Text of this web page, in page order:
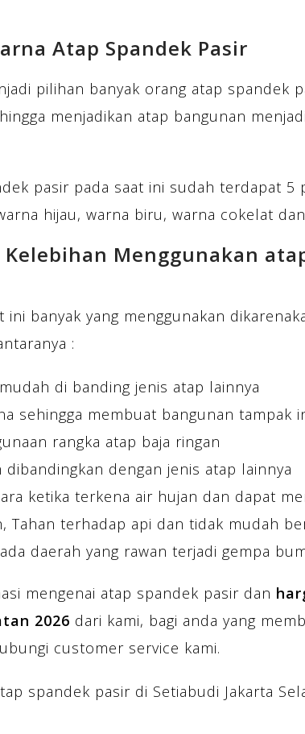
Atap Spandek Pasir
pilihan banyak orang atap spandek
menjadikan atap bangunan
pasir pada saat ini sudah terdapat 5
hijau, warna biru, warna cokelat
Menggunakan
ini banyak yang menggunakan
:
di banding jenis atap lainnya
sehingga membuat bangunan tampak
rangka atap baja ringan
dengan jenis atap lainnya
ketika terkena air hujan dan dapat
Tahan terhadap api dan tidak mudah
daerah yang rawan terjadi gempa
mengenai atap spandek pasir dan
2026 dari kami, bagi anda yang
customer service kami.
spandek pasir di Setiabudi Jakarta